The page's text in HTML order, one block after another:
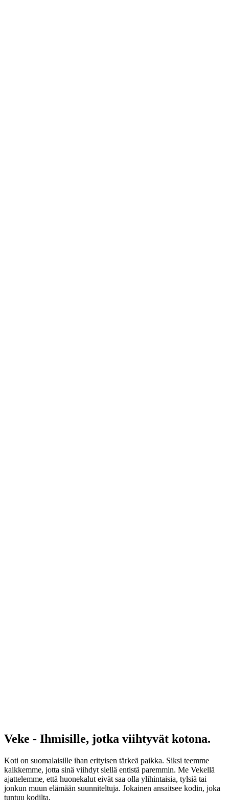
Veke - Ihmisille, jotka viihtyvät kotona.
Koti on suomalaisille ihan erityisen tärkeä paikka. Siksi teemme
kaikkemme, jotta sinä viihdyt siellä entistä paremmin. Me Vekellä
ajattelemme, että huonekalut eivät saa olla ylihintaisia, tylsiä tai
jonkun muun elämään suunniteltuja. Jokainen ansaitsee kodin, joka
tuntuu kodilta.